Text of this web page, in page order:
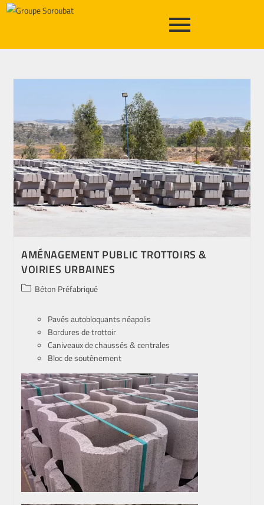
AMÉNAGEMENT PUBLIC TROTTOIRS &
VOIRIES URBAINES
Béton Préfabriqué
Pavés autobloquants néapolis
Bordures de trottoir
Caniveaux de chaussés & centrales
Bloc de soutènement